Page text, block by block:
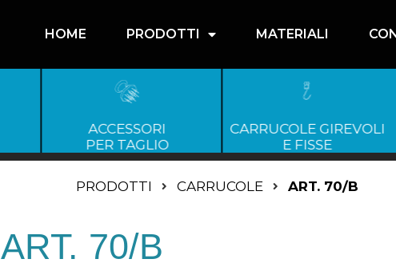
HOME PRODOTTI MATERIALI
ACCESSORI
PER TAGLIO
CARRUCOLE GIREVOLI
E FISSE
PRODOTTI CARRUCOLE ART. 70/B
ART. 70/B